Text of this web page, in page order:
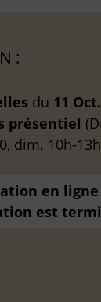
:
du 11
présentiel
dim. 10h-
en
est